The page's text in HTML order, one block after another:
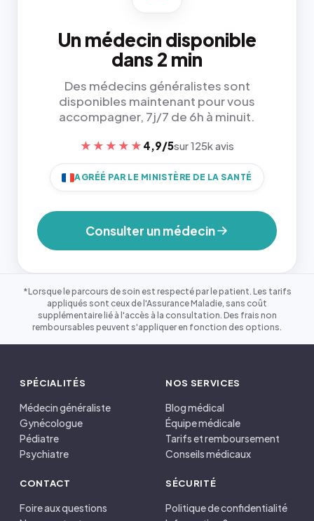
Un médecin disponible
dans 2 min
Des médecins généralistes sont
disponibles maintenant pour vous
accompagner, 7j/7 de 6h à minuit.
★★★★★ 4,9/5sur 125k avis
AGRÉÉ PAR LE MINISTÈRE DE LA SANTÉ
Consulter un médecin
*Lorsque le parcours de soin est respecté par le patient. Les tarifs
appliqués sont ceux de l'Assurance Maladie, sans coût
supplémentaire lié à l'accès à la consultation. Des frais non
remboursables peuvent s'appliquer en fonction des options.
SPÉCIALITÉS
Médecin généraliste
Gynécologue
Pédiatre
Psychiatre
NOS SERVICES
Blog médical
Équipe médicale
Tarifs et remboursement
Conseils médicaux
CONTACT
Foire aux questions
SÉCURITÉ
Politique de confidentialité